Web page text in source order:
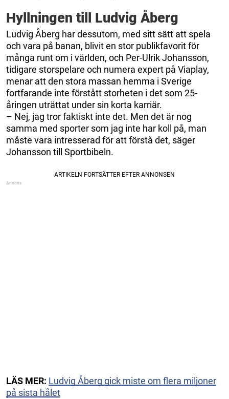
Hyllningen till Ludvig Åberg
Ludvig Åberg har dessutom, med sitt sätt att spela
och vara på banan, blivit en stor publikfavorit för
många runt om i världen, och Per-Ulrik Johansson,
tidigare storspelare och numera expert på Viaplay,
menar att den stora massan hemma i Sverige
fortfarande inte förstått storheten i det som 25-
åringen uträttat under sin korta karriär.
– Nej, jag tror faktiskt inte det. Men det är nog
samma med sporter som jag inte har koll på, man
måste vara intresserad för att förstå det, säger
Johansson till Sportbibeln.
LÄS MER: Ludvig Åberg gick miste om flera miljoner
på sista hålet